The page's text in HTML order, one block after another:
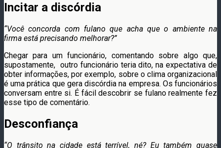
Incitar a discórdia
“Você concorda com fulano que acha que o ambiente na
firma está precisando melhorar?”
Chegar para um funcionário, comentando sobre algo que,
supostamente, outro funcionário teria dito, na expectativa de
obter informações, por exemplo, sobre o clima organizacional
é uma prática que gera discórdia na empresa. Os funcionários
conversam entre si. É fácil descobrir se fulano realmente fez
esse tipo de comentário.
Desconfiança
“O trânsito na cidade está terrível, né? Eu também quase